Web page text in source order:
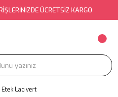
ÜCRETSİZ KARGO